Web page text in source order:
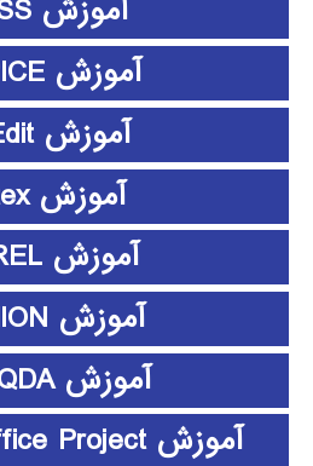
آموزش HFSS
آموزش HSPICE
آموزش L-Edit
آموزش Latex
آموزش LISREL
آموزش LUMION
آموزش MAXQDA
آموزش Microsoft Office Project